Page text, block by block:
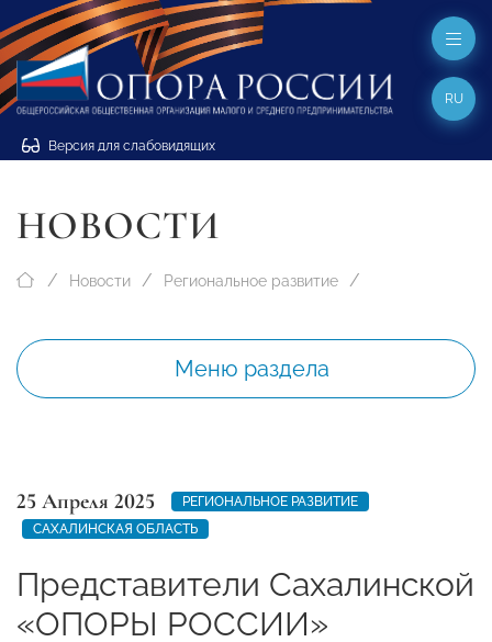
Версия для слабовидящих
RU
НОВОСТИ
Новости Региональное развитие
Меню раздела
25 Апреля 2025
РЕГИОНАЛЬНОЕ РАЗВИТИЕ
САХАЛИНСКАЯ ОБЛАСТЬ
Представители Сахалинской
«ОПОРЫ РОССИИ»